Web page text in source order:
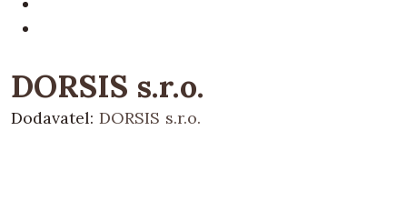
DORSIS s.r.o.
Dodavatel: DORSIS s.r.o.